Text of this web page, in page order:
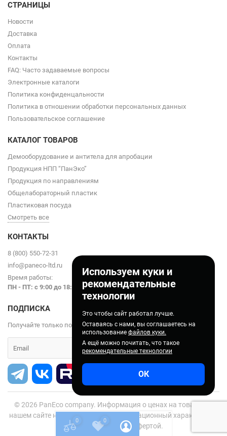
Используем куки и
рекомендательные
технологии
Это чтобы сайт работал лучше.
Оставаясь с нами, вы соглашаетесь на
использование файлов куки.
А ещё можно почитать, что такое
рекомендательные технологии
ОК
СТРАНИЦЫ
Новости
Доставка
Оплата
Контакты
FAQ: Часто задаваемые вопросы
Электронные каталоги
Политика конфиденцальности
Политика в отношении обработки персональных данных
Пользовательское соглашение
КАТАЛОГ ТОВАРОВ
Демооборудование и антитела для апробации
Продукция НПП “ПанЭко”
Продукция по направлениям
Общелабораторный пластик
Пластиковая посуда
Смотреть все
КОНТАКТЫ
8 (800) 550-72-31
info@paneco-ltd.ru
Время работы:
ПН - ПТ: с 9:00 до 18:00
ПОДПИСКА
Получайте только полезные статьи!
© 2026 PanEco company. Информация о ценах на товары на
нашем сайте носит справочно-информационный характер и не
является публичной офертой.
0 0